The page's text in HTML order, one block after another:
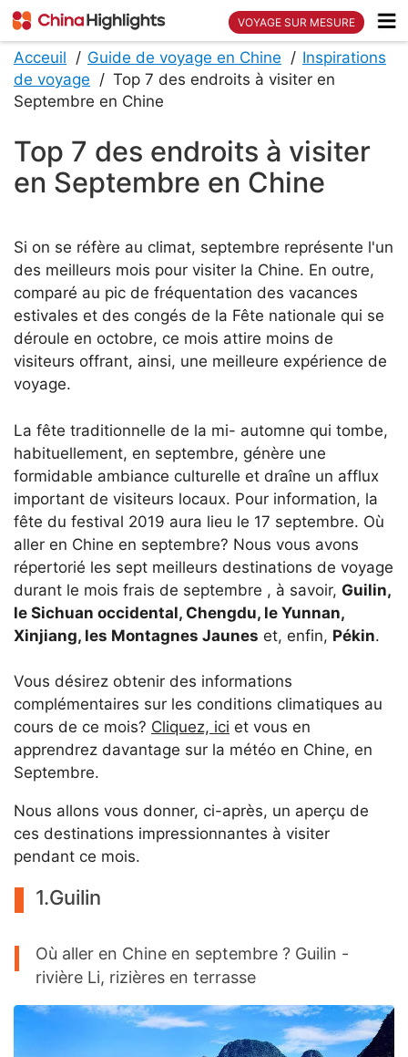
VOYAGE SUR MESURE
Acceuil Guide de voyage en Chine
Inspirations
de voyage
Top 7 des endroits à visiter en
Septembre en Chine
Top 7 des endroits à visiter
en Septembre en Chine
Si on se réfère au climat, septembre représente l'un
des meilleurs mois pour visiter la Chine. En outre,
comparé au pic de fréquentation des vacances
estivales et des congés de la Fête nationale qui se
déroule en octobre, ce mois attire moins de
visiteurs offrant, ainsi, une meilleure expérience de
voyage.
La fête traditionnelle de la mi- automne qui tombe,
habituellement, en septembre, génère une
formidable ambiance culturelle et draîne un afflux
important de visiteurs locaux. Pour information, la
fête du festival 2019 aura lieu le 17 septembre. Où
aller en Chine en septembre? Nous vous avons
répertorié les sept meilleurs destinations de voyage
durant le mois frais de septembre , à savoir, Guilin,
le Sichuan occidental, Chengdu, le Yunnan,
Xinjiang, les Montagnes Jaunes et, enfin, Pékin.
Vous désirez obtenir des informations
complémentaires sur les conditions climatiques au
cours de ce mois? Cliquez, ici et vous en
apprendrez davantage sur la météo en Chine, en
Septembre.
Nous allons vous donner, ci-après, un aperçu de
ces destinations impressionnantes à visiter
pendant ce mois.
1.Guilin
Où aller en Chine en septembre ? Guilin -
rivière Li, rizières en terrasse